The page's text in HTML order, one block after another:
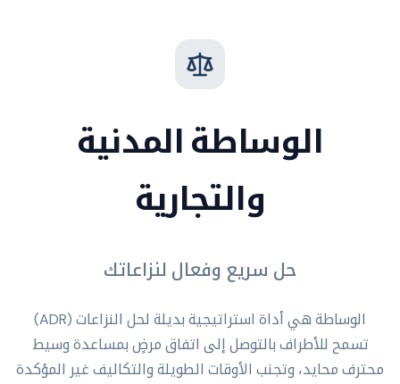
الوساطة المدنية
والتجارية
حل سريع وفعال لنزاعاتك
الوساطة هي أداة استراتيجية بديلة لحل النزاعات (ADR)
تسمح للأطراف بالتوصل إلى اتفاق مرضٍ بمساعدة وسيط
محترف محايد، وتجنب الأوقات الطويلة والتكاليف غير المؤكدة